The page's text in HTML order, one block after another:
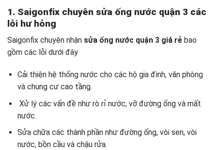
1. Saigonfix chuyên sửa ống nước quận 3 các
lỗi hư hỏng
Saigonfix chuyên nhận sửa ống nước quận 3 giá rẻ bao
gồm các lỗi dưới đây
Cải thiện hệ thống nước cho các hộ gia đình, văn phòng
và chung cư cao tầng.
Xử lý các vấn đề như rò rỉ nước, vỡ đường ống và mất
nước.
Sửa chữa các thành phần như đường ống, vòi sen, vòi
nước, bồn cầu và chậu rửa.